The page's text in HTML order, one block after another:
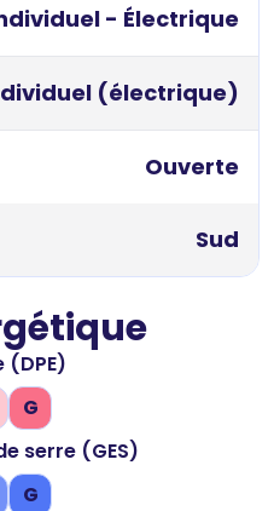
- Électrique
(électrique)
Ouverte
Sud
G
serre (GES)
G